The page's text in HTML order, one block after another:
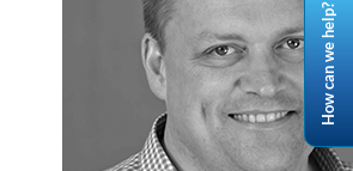
How can we help?